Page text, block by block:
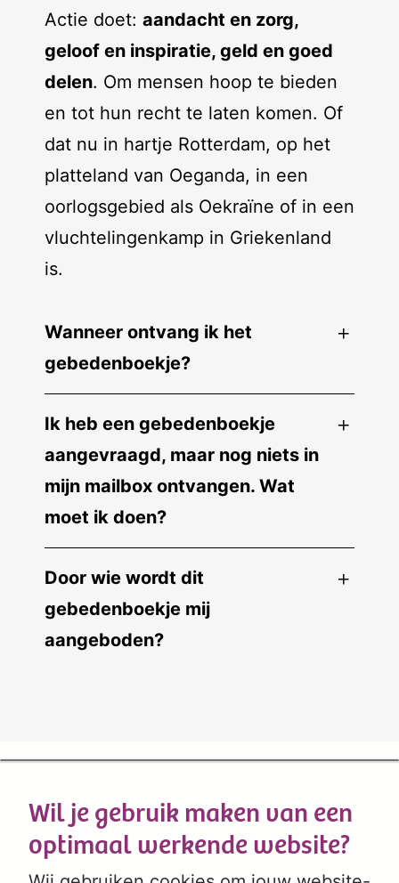
Actie doet: aandacht en zorg,
geloof en inspiratie, geld en goed
delen. Om mensen hoop te bieden
en tot hun recht te laten komen. Of
dat nu in hartje Rotterdam, op het
platteland van Oeganda, in een
oorlogsgebied als Oekraïne of in een
vluchtelingenkamp in Griekenland
is.
Wanneer ontvang ik het
gebedenboekje?
Ik heb een gebedenboekje
aangevraagd, maar nog niets in
mijn mailbox ontvangen. Wat
moet ik doen?
Door wie wordt dit
gebedenboekje mij
aangeboden?
Wil je gebruik maken van een
optimaal werkende website?